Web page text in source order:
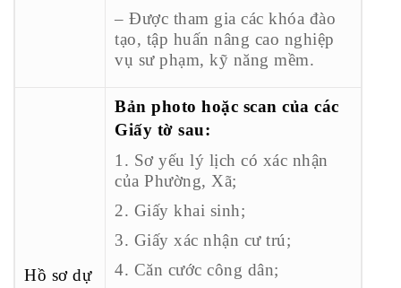
– Được tham gia các khóa đào
tạo, tập huấn nâng cao nghiệp
vụ sư phạm, kỹ năng mềm.
Hồ sơ dự
Bản photo hoặc scan của các
Giấy tờ sau:
1. Sơ yếu lý lịch có xác nhận
của Phường, Xã;
2. Giấy khai sinh;
3. Giấy xác nhận cư trú;
4. Căn cước công dân;